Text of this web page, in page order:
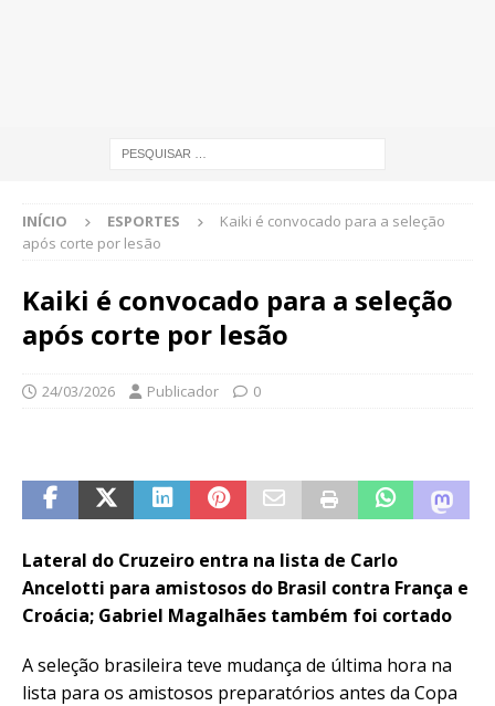
INÍCIO ESPORTES
Kaiki é convocado para a seleção
após corte por lesão
Kaiki é convocado para a seleção
após corte por lesão
24/03/2026 Publicador 0
Lateral do Cruzeiro entra na lista de Carlo
Ancelotti para amistosos do Brasil contra França e
Croácia; Gabriel Magalhães também foi cortado
A seleção brasileira teve mudança de última hora na
lista para os amistosos preparatórios antes da Copa